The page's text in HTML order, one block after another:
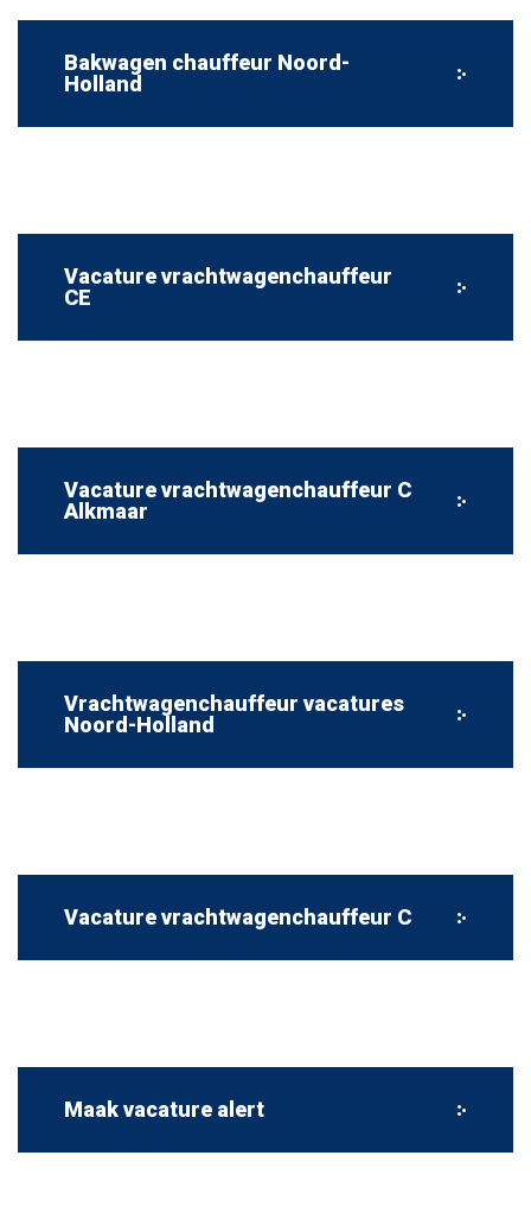
Bakwagen chauffeur Noord-
Holland
Vacature vrachtwagenchauffeur
CE
Vacature vrachtwagenchauffeur C
Alkmaar
Vrachtwagenchauffeur vacatures
Noord-Holland
Vacature vrachtwagenchauffeur C
Maak vacature alert